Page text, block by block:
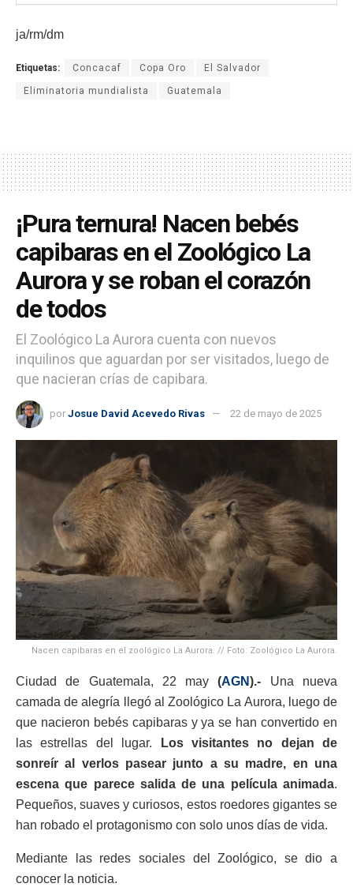
ja/rm/dm
Etiquetas: Concacaf Copa Oro El Salvador
Eliminatoria mundialista Guatemala
¡Pura ternura! Nacen bebés
capibaras en el Zoológico La
Aurora y se roban el corazón
de todos
El Zoológico La Aurora cuenta con nuevos
inquilinos que aguardan por ser visitados, luego de
que nacieran crías de capibara.
por Josue David Acevedo Rivas 22 de mayo de 2025
Nacen capibaras en el zoológico La Aurora. // Foto: Zoológico La Aurora.
Ciudad de Guatemala, 22 may (AGN).- Una nueva
camada de alegría llegó al Zoológico La Aurora, luego de
que nacieron bebés capibaras y ya se han convertido en
las estrellas del lugar.
Los visitantes no dejan de
sonreír al verlos pasear junto a su madre, en una
escena que parece salida de una película animada.
Pequeños, suaves y curiosos, estos roedores gigantes se
han robado el protagonismo con solo unos días de vida.
Mediante las redes sociales del Zoológico, se dio a
conocer la noticia.